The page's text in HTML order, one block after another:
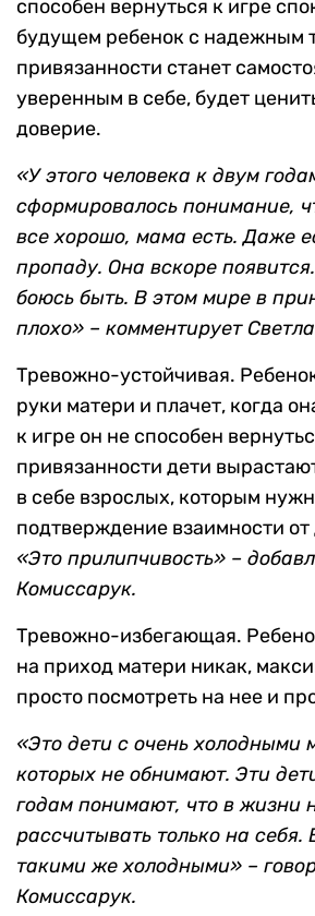
способен вернуться к игре
будущем ребенок с надежным
привязанности станет
уверенным в себе, будет
доверие.
«У этого человека к двум
сформировалось понимание,
все хорошо, мама есть. Даже
пропаду. Она вскоре
боюсь быть. В этом мире в
плохо» – комментирует
Тревожно-устойчивая.
руки матери и плачет, когда
к игре он не способен
привязанности дети
в себе взрослых, которым
подтверждение взаимности
«Это прилипчивость» –
Комиссарук.
Тревожно-избегающая.
на приход матери никак,
просто посмотреть на нее и
«Это дети с очень холодными
которых не обнимают. Эти
годам понимают, что в жизни
рассчитывать только на
такими же холодными» –
Комиссарук.